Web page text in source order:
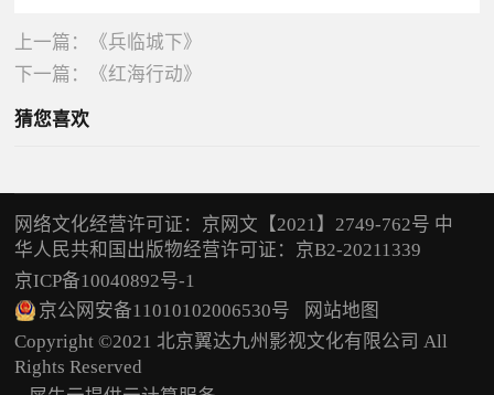
上一篇：
《兵临城下》
下一篇：
《红海行动》
猜您喜欢
网络文化经营许可证：京网文【2021】2749-762号 中
华人民共和国出版物经营许可证：京B2-20211339
京ICP备10040892号-1
京公网安备11010102006530号
网站地图
Copyright ©2021 北京翼达九州影视文化有限公司 All
Rights Reserved